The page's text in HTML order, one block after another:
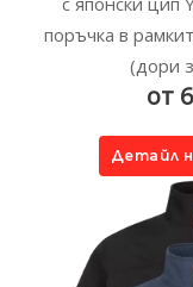
поръчка в
(дори
от
Детайл